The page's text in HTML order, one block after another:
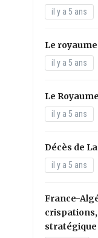
il y a 5 ans
Le
il y a 5 ans
Le
il y a 5 ans
Décès de
il y a 5 ans
France-
stratégique